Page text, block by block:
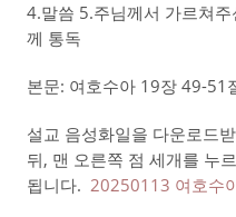
4.말씀 5.주님께서 가르쳐
께 통독
본문: 여호수아 19장 49-51
설교 음성화일을 다운로드
뒤, 맨 오른쪽 점 세개를 누
됩니다. 20250113 여호수